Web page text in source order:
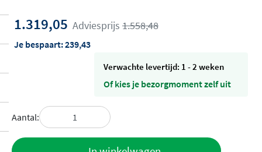
1.319,05 Adviesprijs 1.558,48
Je bespaart:239,43
Verwachte levertijd: 1 - 2 weken
Of kies je bezorgmoment zelf uit
Aantal: